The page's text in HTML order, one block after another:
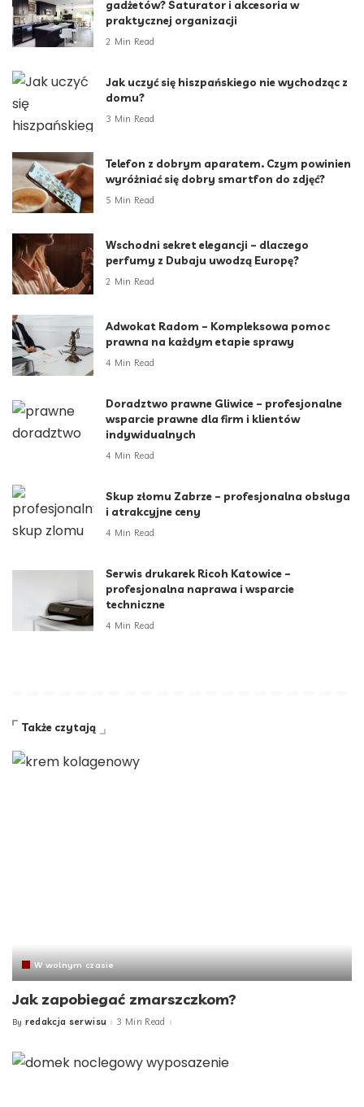
gadżetów? Saturator i akcesoria w
praktycznej organizacji
2 Min Read
Jak uczyć się hiszpańskiego nie wychodząc z
domu?
3 Min Read
Telefon z dobrym aparatem. Czym powinien
wyróżniać się dobry smartfon do zdjęć?
5 Min Read
Wschodni sekret elegancji – dlaczego
perfumy z Dubaju uwodzą Europę?
2 Min Read
Adwokat Radom – Kompleksowa pomoc
prawna na każdym etapie sprawy
4 Min Read
Doradztwo prawne Gliwice – profesjonalne
wsparcie prawne dla firm i klientów
indywidualnych
4 Min Read
Skup złomu Zabrze – profesjonalna obsługa
i atrakcyjne ceny
4 Min Read
Serwis drukarek Ricoh Katowice –
profesjonalna naprawa i wsparcie
techniczne
4 Min Read
Także czytają
W wolnym czasie
Jak zapobiegać zmarszczkom?
Posted
By redakcja serwisu 3 Min Read